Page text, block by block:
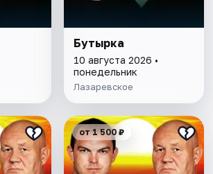
Бутырка
10 августа 2026 •
понедельник
Лазаревское
от 1 500 ₽